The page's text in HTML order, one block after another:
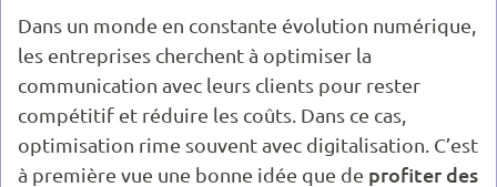
Dans un monde en constante évolution numérique,
les entreprises cherchent à optimiser la
communication avec leurs clients pour rester
compétitif et réduire les coûts. Dans ce cas,
optimisation rime souvent avec digitalisation. C’est
à première vue une bonne idée que de profiter des